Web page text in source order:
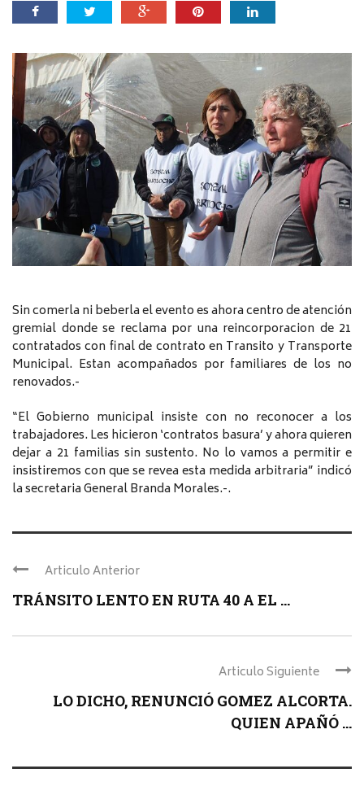
Sin comerla ni beberla el evento es ahora centro de atención
gremial donde se reclama por una reincorporacion de 21
contratados con final de contrato en Transito y Transporte
Municipal. Estan acompañados por familiares de los no
renovados.-
“El Gobierno municipal insiste con no reconocer a los
trabajadores. Les hicieron ‘contratos basura’ y ahora quieren
dejar a 21 familias sin sustento. No lo vamos a permitir e
insistiremos con que se revea esta medida arbitraria” indicó
la secretaria General Branda Morales.-.
Articulo Anterior
TRÁNSITO LENTO EN RUTA 40 A EL ...
Articulo Siguiente
LO DICHO, RENUNCIÓ GOMEZ ALCORTA.
QUIEN APAÑÓ ...